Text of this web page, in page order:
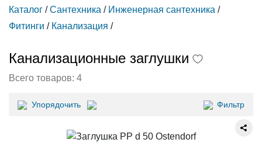
Каталог / Сантехника / Инженерная сантехника /
Фитинги / Канализация /
Канализационные заглушки
Всего товаров: 4
Упорядочить Фильтр